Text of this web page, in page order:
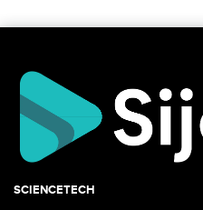
SCIENCETECH